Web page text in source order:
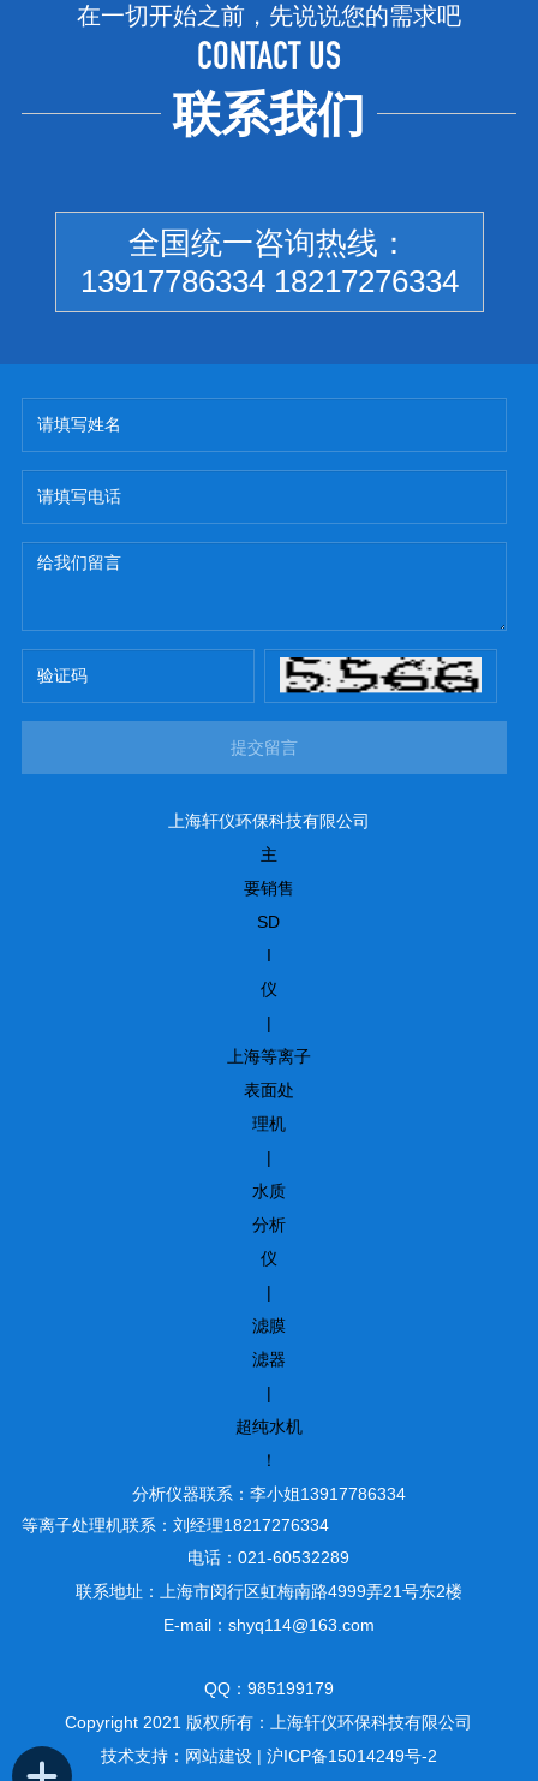
在一切开始之前，先说说您的需求吧
CONTACT US
联系我们
全国统一咨询热线：
13917786334 18217276334
提交留言
上海轩仪环保科技有限公司
主
要销售
SD
I
仪
|
上海等离子
表面处
理机
|
水质
分析
仪
|
滤膜
滤器
|
超纯水机
！
分析仪器联系：李小姐13917786334
等离子处理机联系：刘经理18217276334
电话：021-60532289
联系地址：上海市闵行区虹梅南路4999弄21号东2楼
E-mail：shyq114@163.com
QQ：985199179
Copyright 2021 版权所有：上海轩仪环保科技有限公司
技术支持： 网站建设| 沪ICP备15014249号-2